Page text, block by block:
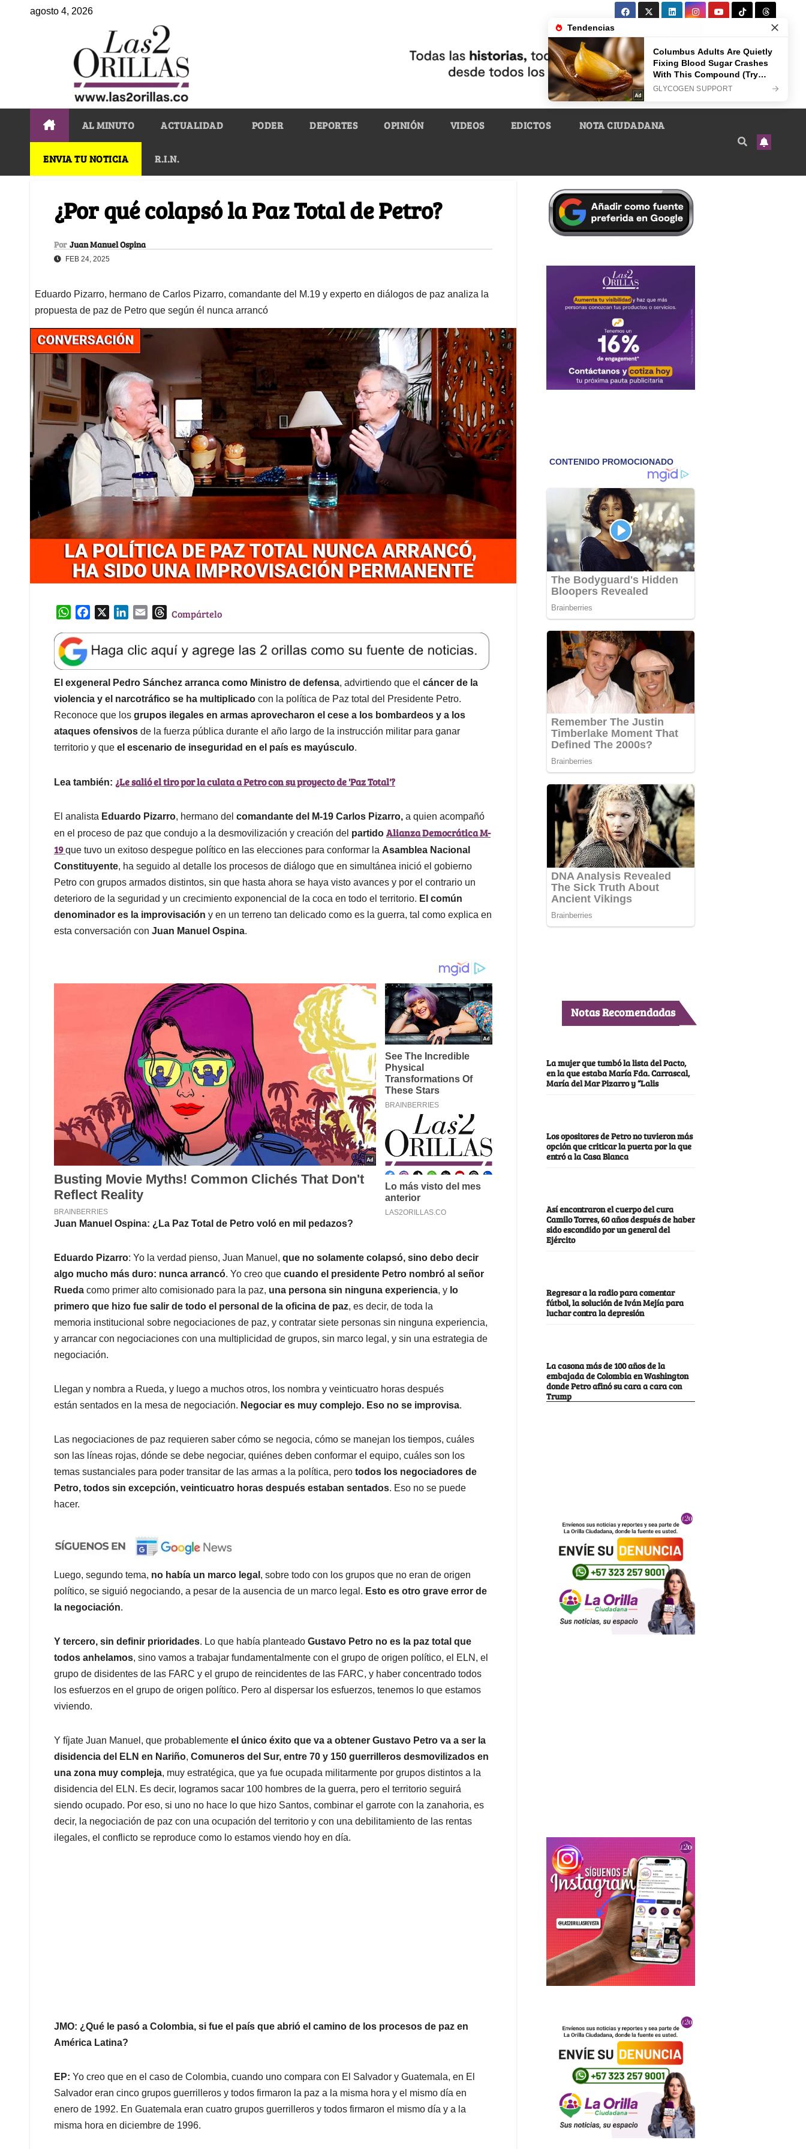
agosto 4, 2026
AL MINUTO ACTUALIDAD PODER DEPORTES OPINIÓN VIDEOS EDICTOS NOTA CIUDADANA
ENVIA TU NOTICIA R.I.N.
¿Por qué colapsó la Paz Total de Petro?
Por Juan Manuel Ospina
FEB 24, 2025
Eduardo Pizarro, hermano de Carlos Pizarro, comandante del M.19 y experto en diálogos de paz analiza la
propuesta de paz de Petro que según él nunca arrancó
W
a
t
s
A
p
p
e
b
o
o
k
k
e
d
I
n
l
T
e
a
d
s
Compártelo
El exgeneral Pedro Sánchez arranca como Ministro de defensa, advirtiendo que el cáncer de la
violencia y el narcotráfico se ha multiplicado con la política de Paz total del Presidente Petro.
Reconoce que los grupos ilegales en armas aprovecharon el cese a los bombardeos y a los
ataques ofensivos de la fuerza pública durante el año largo de la instrucción militar para ganar
territorio y que el escenario de inseguridad en el país es mayúsculo.
Lea también: ¿Le salió el tiro por la culata a Petro con su proyecto de 'Paz Total'?
El analista Eduardo Pizarro, hermano del comandante del M-19 Carlos Pizarro, a quien acompañó
en el proceso de paz que condujo a la desmovilización y creación del partido Alianza Democrática M-
19que tuvo un exitoso despegue político en las elecciones para conformar la Asamblea Nacional
Constituyente, ha seguido al detalle los procesos de diálogo que en simultánea inició el gobierno
Petro con grupos armados distintos, sin que hasta ahora se haya visto avances y por el contrario un
deterioro de la seguridad y un crecimiento exponencial de la coca en todo el territorio. El común
denominador es la improvisación y en un terreno tan delicado como es la guerra, tal como explica en
esta conversación con Juan Manuel Ospina.
Juan Manuel Ospina: ¿ La Paz Total de Petro voló en mil pedazos?
Eduardo Pizarro: Yo la verdad pienso, Juan Manuel, que no solamente colapsó, sino debo decir
algo mucho más duro: nunca arrancó. Yo creo que cuando el presidente Petro nombró al señor
Rueda como primer alto comisionado para la paz, una persona sin ninguna experiencia, y lo
primero que hizo fue salir de todo el personal de la oficina de paz, es decir, de toda la
memoria institucional sobre negociaciones de paz, y contratar siete personas sin ninguna experiencia,
y arrancar con negociaciones con una multiplicidad de grupos, sin marco legal, y sin una estrategia de
negociación.
Llegan y nombra a Rueda, y luego a muchos otros, los nombra y veinticuatro horas después
están sentados en la mesa de negociación. Negociar es muy complejo. Eso no se improvisa.
Las negociaciones de paz requieren saber cómo se negocia, cómo se manejan los tiempos, cuáles
son las líneas rojas, dónde se debe negociar, quiénes deben conformar el equipo, cuáles son los
temas sustanciales para poder transitar de las armas a la política, pero todos los negociadores de
Petro, todos sin excepción, veinticuatro horas después estaban sentados. Eso no se puede
hacer.
Luego, segundo tema, no había un marco legal , sobre todo con los grupos que no eran de origen
político, se siguió negociando, a pesar de la ausencia de un marco legal. Esto es otro grave error de
la negociación.
Y tercero, sin definir prioridades. Lo que había planteado Gustavo Petro no es la paz total que
todos anhelamos, sino vamos a trabajar fundamentalmente con el grupo de origen político, el ELN, el
grupo de disidentes de las FARC y el grupo de reincidentes de las FARC, y haber concentrado todos
los esfuerzos en el grupo de origen político. Pero al dispersar los esfuerzos, tenemos lo que estamos
viviendo.
Y fíjate Juan Manuel, que probablemente el único éxito que va a obtener Gustavo Petro va a ser la
disidencia del ELN en Nariño, Comuneros del Sur, entre 70 y 150 guerrilleros desmovilizados en
una zona muy compleja, muy estratégica, que ya fue ocupada militarmente por grupos distintos a la
disidencia del ELN. Es decir, logramos sacar 100 hombres de la guerra, pero el territorio seguirá
siendo ocupado. Por eso, si uno no hace lo que hizo Santos, combinar el garrote con la zanahoria, es
decir, la negociación de paz con una ocupación del territorio y con una debilitamiento de las rentas
ilegales, el conflicto se reproduce como lo estamos viendo hoy en día.
JMO: ¿Qué le pasó a Colombia, si fue el país que abrió el camino de los procesos de paz en
América Latina?
EP: Yo creo que en el caso de Colombia, cuando uno compara con El Salvador y Guatemala, en El
Salvador eran cinco grupos guerrilleros y todos firmaron la paz a la misma hora y el mismo día en
enero de 1992. En Guatemala eran cuatro grupos guerrilleros y todos firmaron el mismo día y a la
misma hora en diciembre de 1996.
Notas Recomendadas
La mujer que tumbó la lista del Pacto,
en la que estaba María Fda. Carrascal,
María del Mar Pizarro y “Lalis
Los opositores de Petro no tuvieron más
opción que criticar la puerta por la que
entró a la Casa Blanca
Así encontraron el cuerpo del cura
Camilo Torres, 60 años después de haber
sido escondido por un general del
Ejército
Regresar a la radio para comentar
fútbol, la solución de Iván Mejía para
luchar contra la depresión
La casona más de 100 años de la
embajada de Colombia en Washington
donde Petro afinó su cara a cara con
Trump